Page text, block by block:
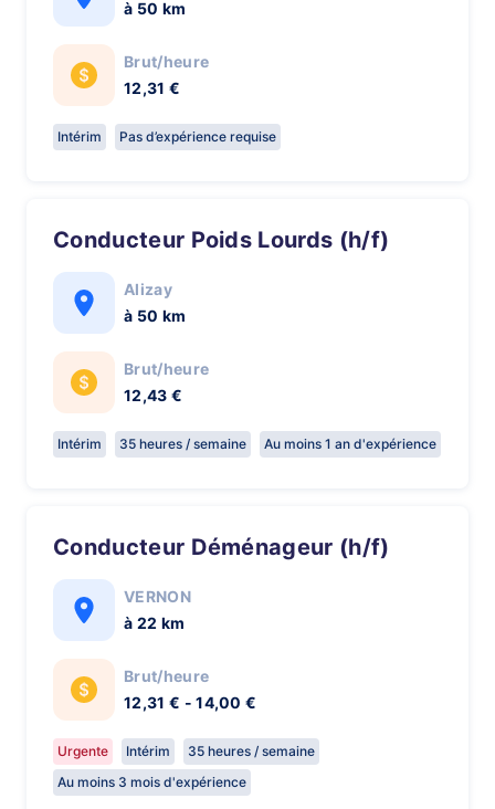
à 50 km
Brut/heure
12,31 €
Intérim Pas d’expérience requise
Conducteur Poids Lourds (h/f)
Alizay
à 50 km
Brut/heure
12,43 €
Intérim 35 heures / semaine Au moins 1 an d'expérience
Conducteur Déménageur (h/f)
VERNON
à 22 km
Brut/heure
12,31 € - 14,00 €
Urgente Intérim
35 heures / semaine
Au moins 3 mois d'expérience